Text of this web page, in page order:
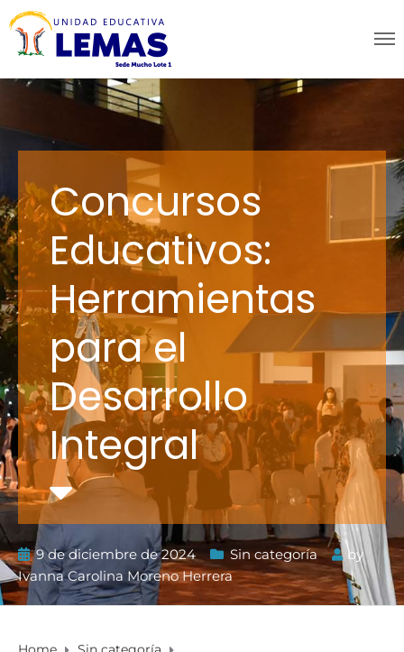
Concursos
Educativos:
Herramientas
para el
Desarrollo
Integral
9 de diciembre de 2024 Sin categoría
by
Ivanna Carolina Moreno Herrera